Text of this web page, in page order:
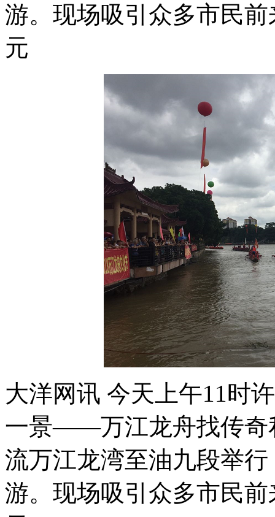
游。现场吸引众多市民
元
大洋网讯 今天上午11时
一景——万江龙舟找传奇
流万江龙湾至油九段举
游。现场吸引众多市民